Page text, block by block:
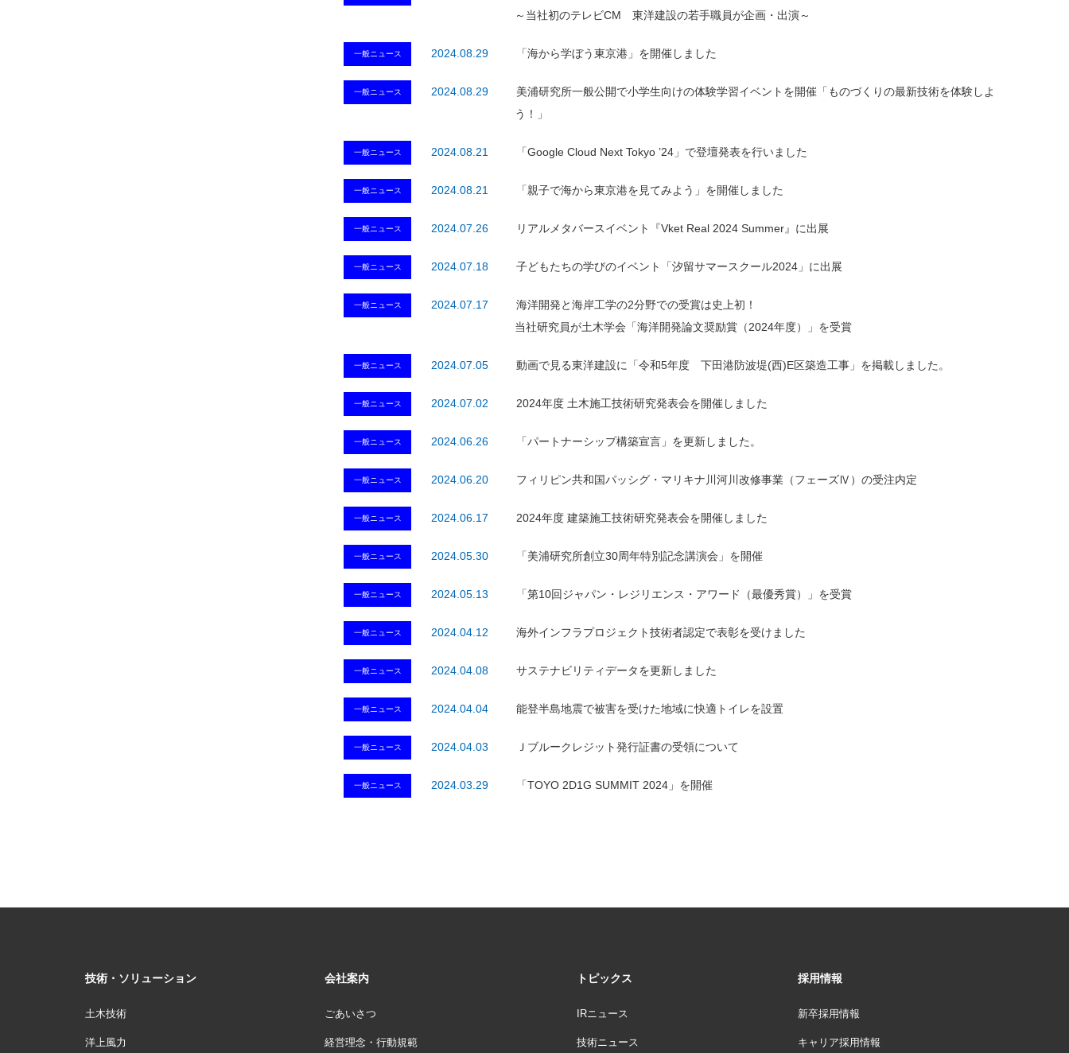
～当社初のテレビCM 東洋建設の若手職員が企画・出演～
一般ニュース 2024.08.29 「海から学ぼう東京港」を開催しました
一般ニュース 2024.08.29
美浦研究所一般公開で小学生向けの体験学習イベントを開催「ものづくりの最新技術を体験しよ
う！」
一般ニュース 2024.08.21 「Google Cloud Next Tokyo ’24」で登壇発表を行いました
一般ニュース 2024.08.21 「親子で海から東京港を見てみよう」を開催しました
一般ニュース 2024.07.26 リアルメタバースイベント『Vket Real 2024 Summer』に出展
一般ニュース 2024.07.18 子どもたちの学びのイベント「汐留サマースクール2024」に出展
一般ニュース 2024.07.17
海洋開発と海岸工学の2分野での受賞は史上初！
当社研究員が土木学会「海洋開発論文奨励賞（2024年度）」を受賞
一般ニュース 2024.07.05 動画で見る東洋建設に「令和5年度 下田港防波堤(西)E区築造工事」を掲載しました。
一般ニュース 2024.07.02 2024年度 土木施工技術研究発表会を開催しました
一般ニュース 2024.06.26 「パートナーシップ構築宣言」を更新しました。
一般ニュース 2024.06.20 フィリピン共和国パッシグ・マリキナ川河川改修事業（フェーズⅣ）の受注内定
一般ニュース 2024.06.17 2024年度 建築施工技術研究発表会を開催しました
一般ニュース 2024.05.30 「美浦研究所創立30周年特別記念講演会」を開催
一般ニュース 2024.05.13 「第10回ジャパン・レジリエンス・アワード（最優秀賞）」を受賞
一般ニュース 2024.04.12 海外インフラプロジェクト技術者認定で表彰を受けました
一般ニュース 2024.04.08 サステナビリティデータを更新しました
一般ニュース 2024.04.04 能登半島地震で被害を受けた地域に快適トイレを設置
一般ニュース 2024.04.03 Ｊブルークレジット発行証書の受領について
一般ニュース 2024.03.29 「TOYO 2D1G SUMMIT 2024」を開催
技術・ソリューション
土木技術
洋上風力
会社案内
ごあいさつ
経営理念・行動規範
トピックス
IRニュース
技術ニュース
採用情報
新卒採用情報
キャリア採用情報